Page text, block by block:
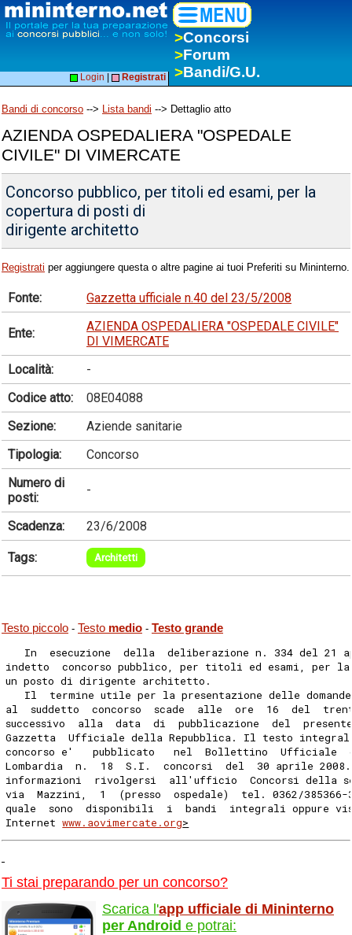
>Concorsi
>Forum
>Bandi/G.U.
Login Registrati
Bandi di concorso --> Lista bandi --> Dettaglio atto
AZIENDA OSPEDALIERA "OSPEDALE
CIVILE" DI VIMERCATE
Concorso pubblico, per titoli ed esami, per la
copertura di posti di
dirigente architetto
Registrati per aggiungere questa o altre pagine ai tuoi Preferiti su Mininterno.
Fonte: Gazzetta ufficiale n.40 del 23/5/2008
Ente:
AZIENDA OSPEDALIERA "OSPEDALE CIVILE"
DI VIMERCATE
Località:
-
Codice atto:
08E04088
Sezione:
Aziende sanitarie
Tipologia:
Concorso
Numero di
posti:
-
Scadenza: 23/6/2008
Tags: Architetti
Testo piccolo - Testo medio - Testo grande
In  esecuzione  della  deliberazione n. 334 del 21
indetto  concorso pubblico, per titoli ed esami, per
un posto di dirigente architetto.
Il  termine utile per la presentazione delle
al  suddetto  concorso  scade  alle  ore  16  del
successivo  alla  data  di  pubblicazione  del
Gazzetta  Ufficiale della Repubblica. Il testo
concorso e'   pubblicato   nel  Bollettino  Ufficiale
Lombardia  n.  18  S.I.  concorsi  del  30 aprile
informazioni  rivolgersi  all'ufficio  Concorsi della
via  Mazzini,  1  (presso  ospedale)  tel. 0362/
quale  sono  disponibili  i  bandi  integrali oppure
Internet www.aovimercate.org>
Ti stai preparando per un concorso?
Scarica l'app ufficiale di Mininterno
per Android e potrai: